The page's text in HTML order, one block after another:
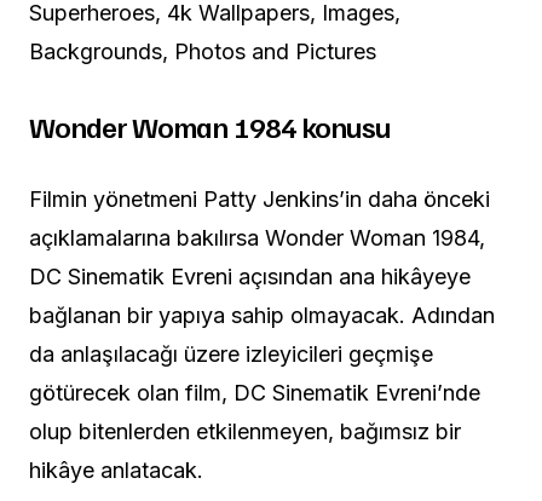
Wonder Woman 1984 konusu
Filmin yönetmeni Patty Jenkins’in daha önceki
açıklamalarına bakılırsa Wonder Woman 1984,
DC Sinematik Evreni açısından ana hikâyeye
bağlanan bir yapıya sahip olmayacak. Adından
da anlaşılacağı üzere izleyicileri geçmişe
götürecek olan film, DC Sinematik Evreni’nde
olup bitenlerden etkilenmeyen, bağımsız bir
hikâye anlatacak.